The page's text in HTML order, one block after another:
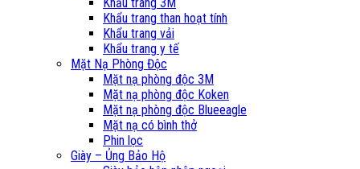
Khẩu trang than hoạt tính
Khẩu trang vải
Khẩu trang y tế
Mặt Nạ Phòng Độc
Mặt nạ phòng độc 3M
Mặt nạ phòng độc Koken
Mặt nạ phòng độc Blueeagle
Mặt nạ có bình thở
Phin lọc
Giày – Ủng Bảo Hộ